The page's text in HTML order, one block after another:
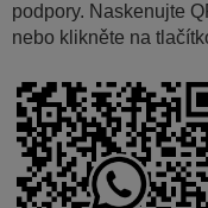
podpory. Naskenujte
nebo klikněte na